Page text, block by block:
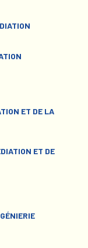
ET DE LA
ET DE